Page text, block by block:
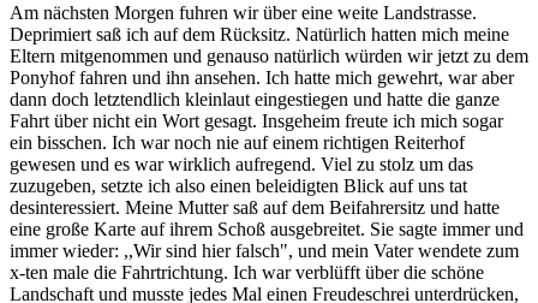
Am nächsten Morgen fuhren wir über eine weite Landstrasse.
Deprimiert saß ich auf dem Rücksitz. Natürlich hatten mich meine
Eltern mitgenommen und genauso natürlich würden wir jetzt zu dem
Ponyhof fahren und ihn ansehen. Ich hatte mich gewehrt, war aber
dann doch letztendlich kleinlaut eingestiegen und hatte die ganze
Fahrt über nicht ein Wort gesagt. Insgeheim freute ich mich sogar
ein bisschen. Ich war noch nie auf einem richtigen Reiterhof
gewesen und es war wirklich aufregend. Viel zu stolz um das
zuzugeben, setzte ich also einen beleidigten Blick auf uns tat
desinteressiert. Meine Mutter saß auf dem Beifahrersitz und hatte
eine große Karte auf ihrem Schoß ausgebreitet. Sie sagte immer und
immer wieder: ,,Wir sind hier falsch", und mein Vater wendete zum
x-ten male die Fahrtrichtung. Ich war verblüfft über die schöne
Landschaft und musste jedes Mal einen Freudeschrei unterdrücken,